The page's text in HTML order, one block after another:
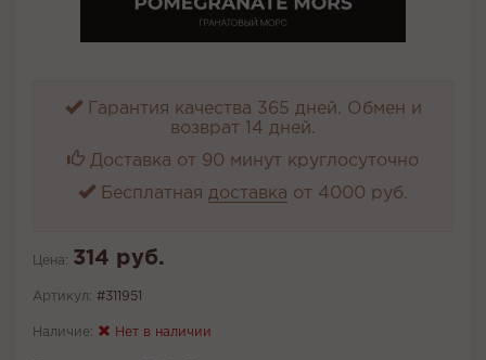
Гарантия качества 365 дней. Обмен и
возврат 14 дней.
Доставка от 90 минут круглосуточно
Бесплатная доставка от 4000 руб.
Цена: 314 руб.
Артикул: #311951
Наличие: Нет в наличии